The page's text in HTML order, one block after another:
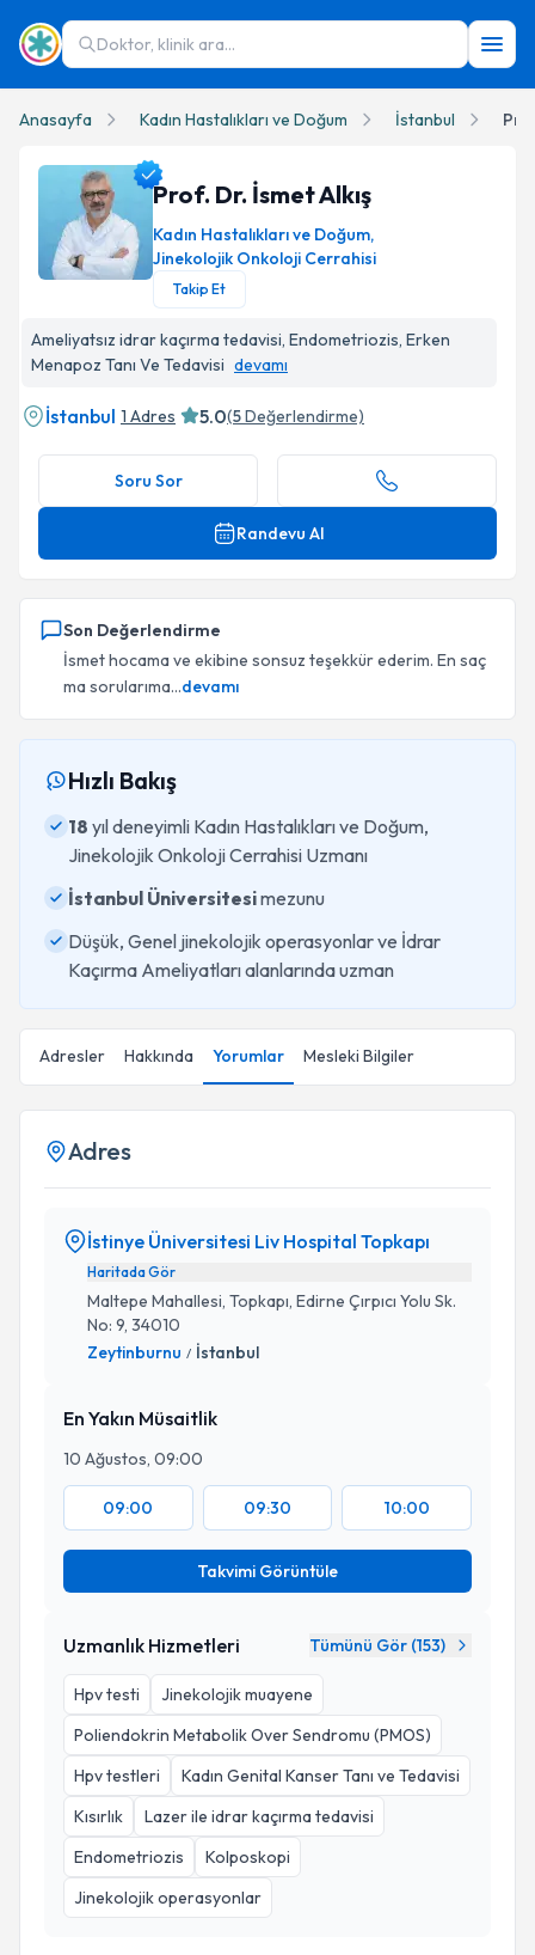
Doktor, klinik ara...
Anasayfa Kadın Hastalıkları ve Doğum İstanbul
Prof. Dr. İsmet Alkış Profil Fotoğrafı
Prof. Dr. İsmet Alkış
Kadın Hastalıkları ve Doğum,
Jinekolojik Onkoloji Cerrahisi
Takip Et
Ameliyatsız idrar kaçırma tedavisi, Endometriozis, Erken
Menapoz Tanı Ve Tedavisi devamı
İstanbul 1 Adres 5.0(5Değerlendirme)
Soru Sor
Randevu Al
Son Değerlendirme
İsmet hocama ve ekibine sonsuz teşekkür ederim. En saç
ma sorularıma...devamı
Hızlı Bakış
18 yıl deneyimli Kadın Hastalıkları ve Doğum,
Jinekolojik Onkoloji Cerrahisi Uzmanı
İstanbul Üniversitesimezunu
Düşük, Genel jinekolojik operasyonlar ve İdrar
Kaçırma Ameliyatları alanlarında uzman
Adresler Hakkında Yorumlar Mesleki Bilgiler
Adres
İstinye Üniversitesi Liv Hospital Topkapı
Haritada Gör
Maltepe Mahallesi, Topkapı, Edirne Çırpıcı Yolu Sk.
No: 9, 34010
Zeytinburnu / İstanbul
En Yakın Müsaitlik
10 Ağustos, 09:00
09:00 09:30 10:00
Takvimi Görüntüle
Uzmanlık Hizmetleri Tümünü Gör (153)
Hpv testi
Jinekolojik muayene
Poliendokrin Metabolik Over Sendromu (PMOS)
Hpv testleri
Kadın Genital Kanser Tanı ve Tedavisi
Kısırlık
Lazer ile idrar kaçırma tedavisi
Endometriozis
Kolposkopi
Jinekolojik operasyonlar